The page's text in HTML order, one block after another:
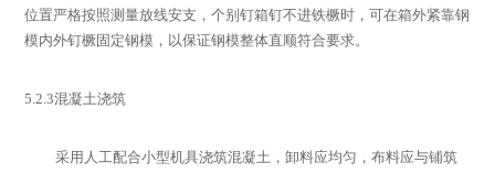
位置严格按照测量放线安支，个别钉箱钉不进铁橛时，可在箱外紧靠钢
模内外钉橛固定钢模，以保证钢模整体直顺符合要求。
5.2.3混凝土浇筑
采用人工配合小型机具浇筑混凝土，卸料应均匀，布料应与铺筑